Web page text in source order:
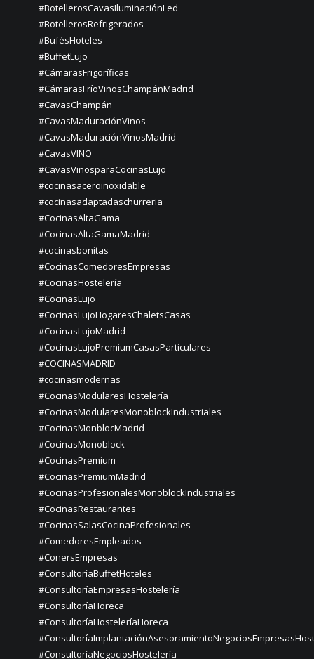
#BotellerosCavasIluminaciónLed
#BotellerosRefrigerados
#BufésHoteles
#BuffetLujo
#CámarasFrigoríficas
#CámarasFríoVinosChampánMadrid
#CavasChampán
#CavasMaduraciónVinos
#CavasMaduraciónVinosMadrid
#CavasVINO
#CavasVinosparaCocinasLujo
#cocinasaceroinoxidable
#cocinasadaptadaschurreria
#CocinasAltaGama
#CocinasAltaGamaMadrid
#cocinasbonitas
#CocinasComedoresEmpresas
#CocinasHostelería
#CocinasLujo
#CocinasLujoHogaresChaletsCasas
#CocinasLujoMadrid
#CocinasLujoPremiumCasasParticulares
#COCINASMADRID
#cocinasmodernas
#CocinasModularesHostelería
#CocinasModularesMonoblockIndustriales
#CocinasMonblocMadrid
#CocinasMonoblock
#CocinasPremium
#CocinasPremiumMadrid
#CocinasProfesionalesMonoblockIndustriales
#CocinasRestaurantes
#CocinasSalasCocinaProfesionales
#ComedoresEmpleados
#ConersEmpresas
#ConsultoríaBuffetHoteles
#ConsultoríaEmpresasHostelería
#ConsultoríaHoreca
#ConsultoríaHosteleríaHoreca
#ConsultoríaNegociosHostelería